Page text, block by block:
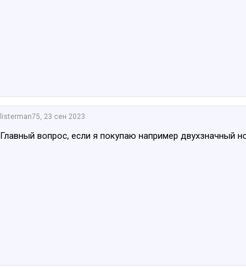
listerman75, 23 сен 2023
Главный вопрос, если я покупаю например двухзначный